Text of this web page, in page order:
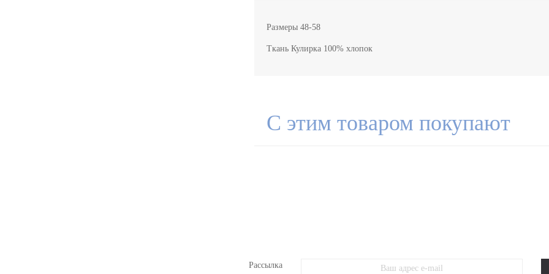
Размеры 48-58
Ткань Кулирка 100% хлопок
С этим товаром покупают
Рассылка